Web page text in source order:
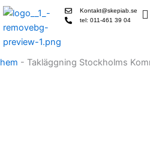
Skip
Kontakt@skepiab.se
tel: 011-461 39 04
hem - Takläggning Stockholms